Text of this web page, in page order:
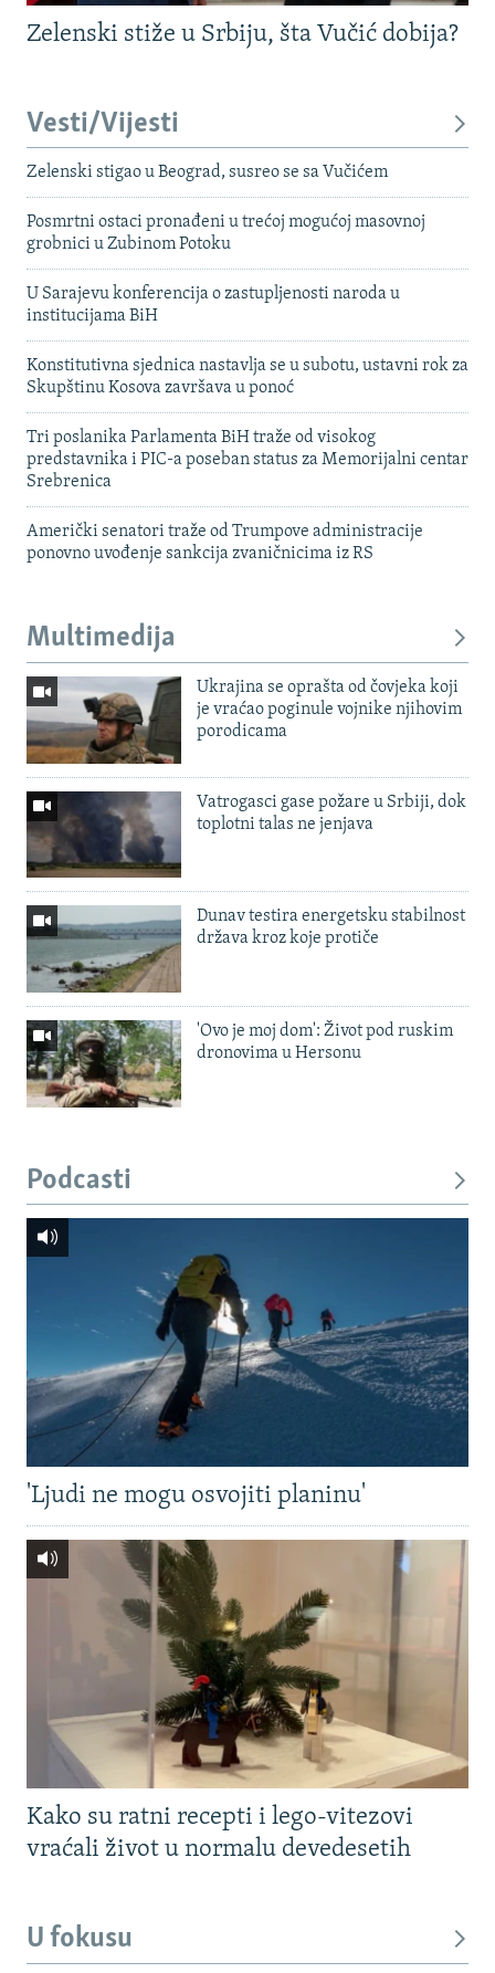
Zelenski stiže u Srbiju, šta Vučić dobija?
Vesti/Vijesti
Zelenski stigao u Beograd, susreo se sa Vučićem
Posmrtni ostaci pronađeni u trećoj mogućoj masovnoj
grobnici u Zubinom Potoku
U Sarajevu konferencija o zastupljenosti naroda u
institucijama BiH
Konstitutivna sjednica nastavlja se u subotu, ustavni rok za
Skupštinu Kosova završava u ponoć
Tri poslanika Parlamenta BiH traže od visokog
predstavnika i PIC-a poseban status za Memorijalni centar
Srebrenica
Američki senatori traže od Trumpove administracije
ponovno uvođenje sankcija zvaničnicima iz RS
Multimedija
Ukrajina se oprašta od čovjeka koji
je vraćao poginule vojnike njihovim
porodicama
Vatrogasci gase požare u Srbiji, dok
toplotni talas ne jenjava
Dunav testira energetsku stabilnost
država kroz koje protiče
'Ovo je moj dom': Život pod ruskim
dronovima u Hersonu
Podcasti
'Ljudi ne mogu osvojiti planinu'
Kako su ratni recepti i lego-vitezovi
vraćali život u normalu devedesetih
U fokusu